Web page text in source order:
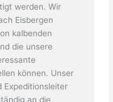
werden. Wir
Eisbergen
kalbenden
die unsere
können. Unser
Expeditionsleiter
an die